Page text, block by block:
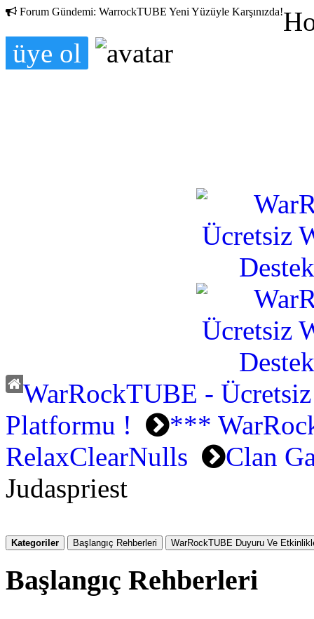
Forum Gündemi: WarrockTUBE Yeni Yüzüyle Karşınızda!
üye ol
WarRockTUBE -
Platformu !
***
RelaxClearNulls
Clan
Judaspriest
Kategoriler Başlangıç Rehberleri WarRockTUBE Duyuru Ve
Başlangıç Rehberleri